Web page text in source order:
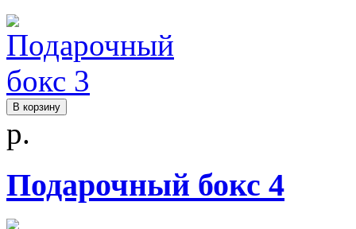
В корзину
р.
Подарочный бокс 4